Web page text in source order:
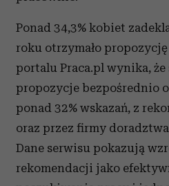
Ponad 34,3% kobiet
roku otrzymało
portalu Praca.pl wynika, że
propozycje bezpośrednio
ponad 32% wskazań, z
oraz przez firmy
Dane serwisu pokazują
rekomendacji jako